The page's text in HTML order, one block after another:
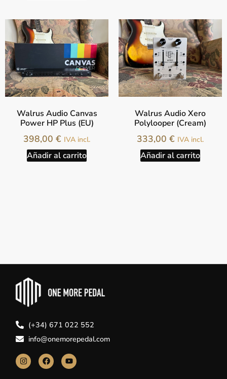
Walrus Audio Canvas
Power HP Plus (EU)
398,00 € IVA incl.
Añadir al carrito
Walrus Audio Xero
Polylooper (Cream)
333,00 € IVA incl.
Añadir al carrito
(+34) 671 022 552
info@onemorepedal.com